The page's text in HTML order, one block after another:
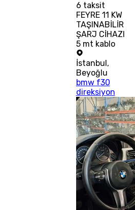
6 taksit
FEYRE 11 KW
TAŞINABİLİR
ŞARJ CİHAZI
5 mt kablo
İstanbul ,
Beyoğlu
bmw f30
direksiyon